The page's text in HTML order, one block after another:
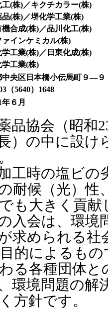
工(株)／キクチカラー(株)
品(株)／堺化学工業(株)
機合成(株)／品川化工(株)
ァインケミカル(株)
学工業(株)／日東化成(株)
学工業(株)
中央区日本橋小伝馬町９―９
（5640）1648
６月
協会（昭和
）の中に設け
工時の塩ビの
耐候（光）性
も大きく貢献
入会は、環境
求められる社
的によるも
る各種団体
環境問題の解
方針です。